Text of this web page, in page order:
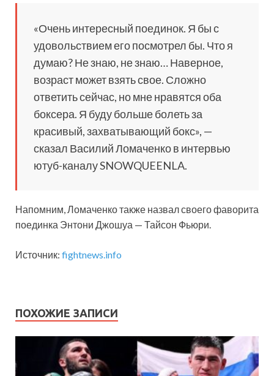
«Очень интересный поединок. Я бы с
удовольствием его посмотрел бы. Что я
думаю? Не знаю, не знаю… Наверное,
возраст может взять свое. Сложно
ответить сейчас, но мне нравятся оба
боксера. Я буду больше болеть за
красивый, захватывающий бокс», —
сказал Василий Ломаченко в интервью
ютуб-каналу SNOWQUEENLA.
Напомним, Ломаченко также назвал своего фаворита
поединка Энтони Джошуа — Тайсон Фьюри.
Источник: fightnews.info
ПОХОЖИЕ ЗАПИСИ